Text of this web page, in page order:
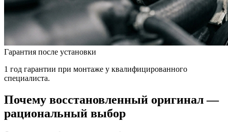
Гарантия после установки
1 год гарантии при монтаже у квалифицированного
специалиста.
Почему восстановленный оригинал —
рациональный выбор